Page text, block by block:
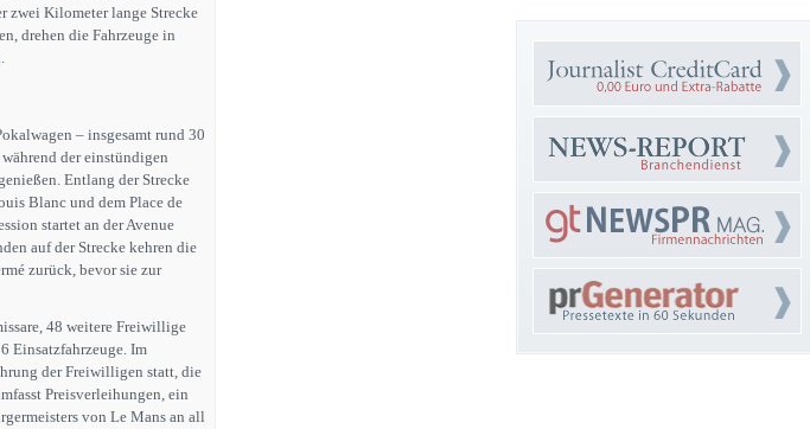
zwei Kilometer lange Strecke
drehen die Fahrzeuge in
– insgesamt rund 30
der einstündigen
Entlang der Strecke
Blanc und dem Place de
startet an der Avenue
auf der Strecke kehren die
zurück, bevor sie zur
48 weitere Freiwillige
Einsatzfahrzeuge. Im
der Freiwilligen statt, die
Preisverleihungen, ein
von Le Mans an all